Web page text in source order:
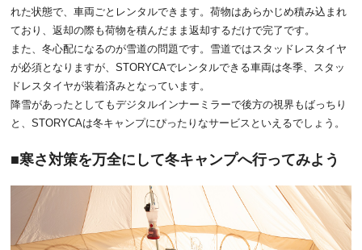
れた状態で、車両ごとレンタルできます。荷物はあらかじめ積み込まれ
ており、返却の際も荷物を積んだまま返却するだけで完了です。
また、冬心配になるのが雪道の問題です。雪道ではスタッドレスタイヤ
が必須となりますが、STORYCAでレンタルできる車両は冬季、スタッ
ドレスタイヤが装着済みとなっています。
降雪があったとしてもデジタルインナーミラーで後方の視界もばっちり
と、STORYCAは冬キャンプにぴったりなサービスといえるでしょう。
寒さ対策を万全にして冬キャンプへ行ってみよう